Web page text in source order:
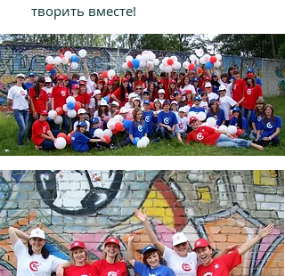
творить вместе!